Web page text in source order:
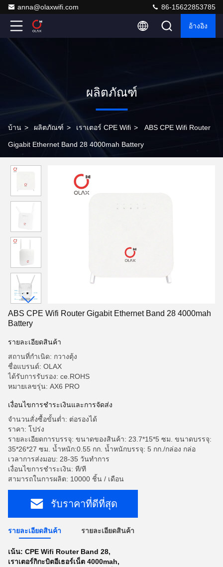
anna@olaxwifi.com 86-15622853785
อ้างอิง
ผลิตภัณฑ์
บ้าน > ผลิตภัณฑ์ > เราเตอร์ CPE Wifi > ABS CPE Wifi Router
Gigabit Ethernet Band 28 4000mah Battery
ABS CPE Wifi Router Gigabit Ethernet Band 28 4000mah
Battery
รายละเอียดสินค้า
สถานที่กำเนิด: กวางตุ้ง
ชื่อแบรนด์: OLAX
ได้รับการรับรอง: ce.ROHS
หมายเลขรุ่น: AX6 PRO
เงื่อนไขการชำระเงินและการจัดส่ง
จำนวนสั่งซื้อขั้นต่ำ: ต่อรองได้
ราคา: โปร่ง
รายละเอียดการบรรจุ: ขนาดของสินค้า: 23.7*15*5 ซม. ขนาดบรรจุ:
35*26*27 ซม. น้ำหนัก:0.55 กก. น้ำหนักบรรจุ: 5 กก./กล่อง กล่อ
เวลาการส่งมอบ: 28-35 วันทำการ
เงื่อนไขการชำระเงิน: ที/ที
สามารถในการผลิต: 10000 ชิ้น / เดือน
รับราคาที่ดีที่สุด
รายละเอียดสินค้า รายละเอียดสินค้า
เน้น: CPE Wifi Router Band 28,
เราเตอร์กิกะบิตอีเธอร์เน็ต 4000mah,